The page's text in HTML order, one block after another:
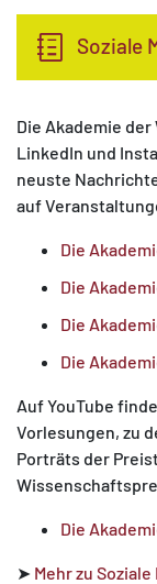
Soziale
Die Akademie
LinkedIn und
neuste
auf
Die
Die
Die
Die
Auf YouTube
Vorlesungen, zu
Porträts der
Die
➤ Mehr zu Soziale